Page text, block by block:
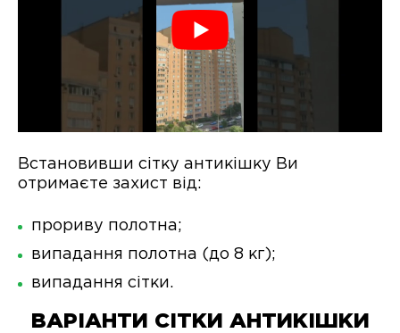
Встановивши сітку антикішку Ви
отримаєте захист від:
прориву полотна;
випадання полотна (до 8 кг);
випадання сітки.
ВАРІАНТИ СІТКИ АНТИКІШКИ